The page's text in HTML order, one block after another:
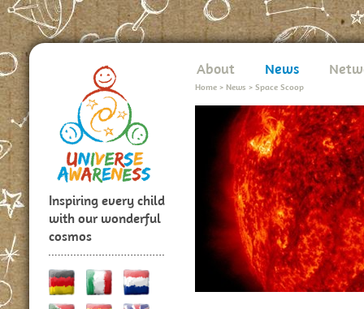
Inspiring every child
with our wonderful
cosmos
About News
Home > News > Space Scoop